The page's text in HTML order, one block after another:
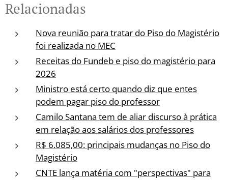
Relacionadas
Nova reunião para tratar do Piso do Magistério
foi realizada no MEC
Receitas do Fundeb e piso do magistério para
2026
Ministro está certo quando diz que entes
podem pagar piso do professor
Camilo Santana tem de aliar discurso à prática
em relação aos salários dos professores
R$ 6.085,00: principais mudanças no Piso do
Magistério
CNTE lança matéria com "perspectivas" para